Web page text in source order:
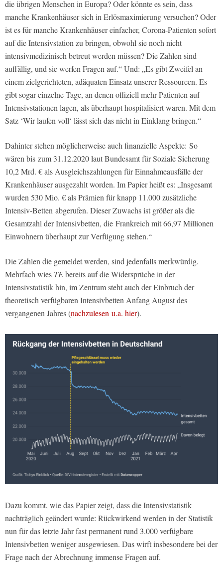
die übrigen Menschen in Europa? Oder könnte es sein, dass
manche Krankenhäuser sich in Erlösmaximierung versuchen? Oder
ist es für manche Krankenhäuser einfacher, Corona-Patienten sofort
auf die Intensivstation zu bringen, obwohl sie noch nicht
intensivmedizinisch betreut werden müssen? Die Zahlen sind
auffällig, und sie werfen Fragen auf.“ Und: „Es gibt Zweifel an
einem zielgerichteten, adäquaten Einsatz unserer Ressourcen. Es
gibt sogar einzelne Tage, an denen offiziell mehr Patienten auf
Intensivstationen lagen, als überhaupt hospitalisiert waren. Mit dem
Satz ‘Wir laufen voll‘ lässt sich das nicht in Einklang bringen.“
Dahinter stehen möglicherweise auch finanzielle Aspekte: So
wären bis zum 31.12.2020 laut Bundesamt für Soziale Sicherung
10,2 Mrd. € als Ausgleichszahlungen für Einnahmeausfälle der
Krankenhäuser ausgezahlt worden. Im Papier heißt es: „Insgesamt
wurden 530 Mio. € als Prämien für knapp 11.000 zusätzliche
Intensiv-Betten abgerufen. Dieser Zuwachs ist größer als die
Gesamtzahl der Intensivbetten, die Frankreich mit 66,97 Millionen
Einwohnern überhaupt zur Verfügung stehen.“
Die Zahlen die gemeldet werden, sind jedenfalls merkwürdig.
Mehrfach wies TEbereits auf die Widersprüche in der
Intensivstatistik hin, im Zentrum steht auch der Einbruch der
theoretisch verfügbaren Intensivbetten Anfang August des
vergangenen Jahres (nachzulesen u.a. hier).
Dazu kommt, wie das Papier zeigt, dass die Intensivstatistik
nachträglich geändert wurde: Rückwirkend werden in der Statistik
nun für das letzte Jahr fast permanent rund 3.000 verfügbare
Intensivbetten weniger ausgewiesen. Das wirft insbesondere bei der
Frage nach der Abrechnung immense Fragen auf.